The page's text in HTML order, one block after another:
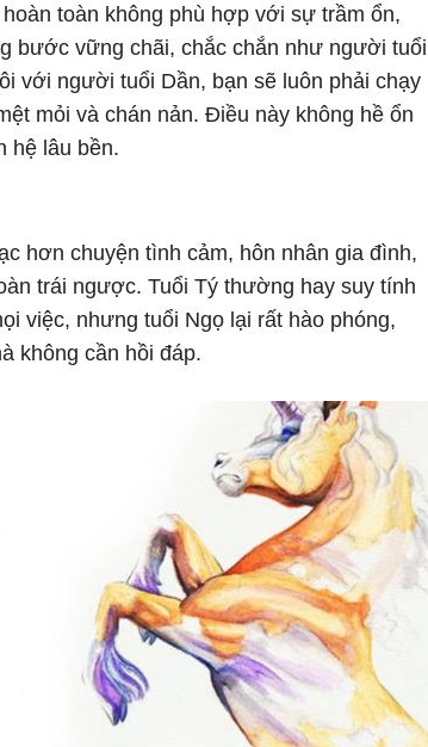
toàn không phù hợp với sự trầm ổn,
bước vững chãi, chắc chắn như người tuổi
với người tuổi Dần, bạn sẽ luôn phải chạy
mỏi và chán nản. Điều này không hề ổn
hệ lâu bền.
hơn chuyện tình cảm, hôn nhân gia đình,
trái ngược. Tuổi Tý thường hay suy tính
việc, nhưng tuổi Ngọ lại rất hào phóng,
không cần hồi đáp.